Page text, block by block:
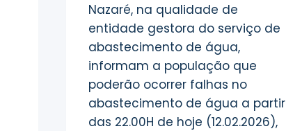
Nazaré, na qualidade de
entidade gestora do serviço de
abastecimento de água,
informam a população que
poderão ocorrer falhas no
abastecimento de água a partir
das 22.00H de hoje (12.02.2026),